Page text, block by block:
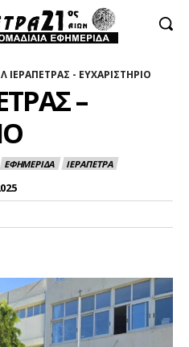
ΙΕΡΑΠΕΤΡΑΣ - ΕΥΧΑΡΙΣΤΗΡΙΟ
–
ΕΦΗΜΕΡΙΔΑ ΙΕΡΑΠΕΤΡΑ